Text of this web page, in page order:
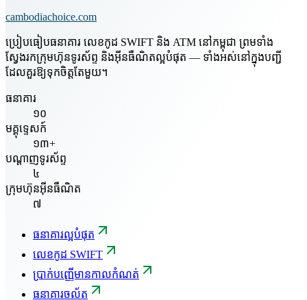
cambodiachoice.com
ប្រៀបធៀបធនាគារ លេខកូដ SWIFT និង ATM នៅកម្ពុជា ព្រមទាំង
ស្វែងរកក្រុមហ៊ុនទូរស័ព្ទ និងអ៊ីនធឺណិតល្អបំផុត — ទាំងអស់នៅក្នុងបញ្ជី
ដែលគួរឱ្យទុកចិត្តតែមួយ។
ធនាគារ
១០
មគ្គុទ្ទេសក៍
១៣+
បណ្តាញទូរស័ព្ទ
៤
ក្រុមហ៊ុនអ៊ីនធឺណិត
៧
ធនាគារល្អបំផុត
លេខកូដ SWIFT
ប្រាក់បញ្ញើមានកាលកំណត់
ធនាគារចល័ត